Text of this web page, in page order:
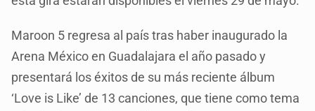
Maroon 5 regresa al país tras haber inaugurado la
Arena México en Guadalajara el año pasado y
presentará los éxitos de su más reciente álbum
‘Love is Like’ de 13 canciones, que tiene como tema